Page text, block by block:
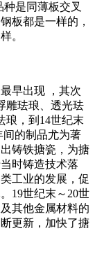
种是同薄板交叉
板都是一样的，
。
早出现 ，其次
雕珐琅、透光珐
琅，到14世纪末
间的制品尤为著
铸铁搪瓷，为搪
时铸造技术落
工业的发展，促
19世纪末～20世
其他金属材料的
更新，加快了搪